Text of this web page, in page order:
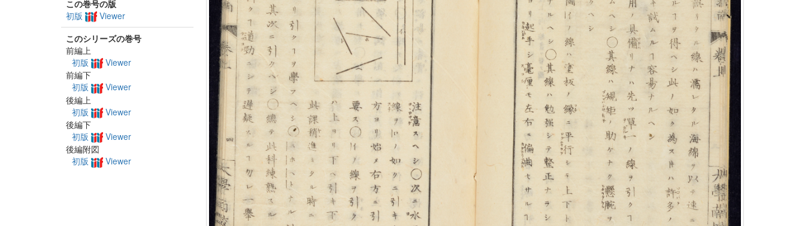
この巻号の版
初版
Viewer
このシリーズの巻号
前編上
初版
Viewer
前編下
初版
Viewer
後編上
初版
Viewer
後編下
初版
Viewer
後編附図
初版
Viewer